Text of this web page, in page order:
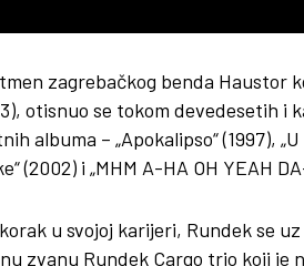
zagrebačkog benda Haustor
otisnuo se tokom devedesetih i
albuma – „Apokalipso“ (1997),
(2002) i „MHM A-HA OH YEAH
u svojoj karijeri, Rundek se uz
zvanu Rundek Cargo trio koji je